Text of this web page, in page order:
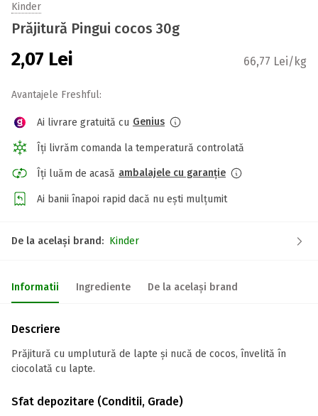
Kinder
Prăjitură Pingui cocos 30g
2,07 Lei 66,77 Lei/kg
Avantajele Freshful:
Ai livrare gratuită cu Genius
Îți livrăm comanda la temperatură controlată
Îți luăm de acasă ambalajele cu garanție
Ai banii înapoi rapid dacă nu ești mulțumit
De la același brand: Kinder
Informatii Ingrediente De la același brand
Descriere
Prăjitură cu umplutură de lapte și nucă de cocos, învelită în
ciocolată cu lapte.
Sfat depozitare (Conditii, Grade)